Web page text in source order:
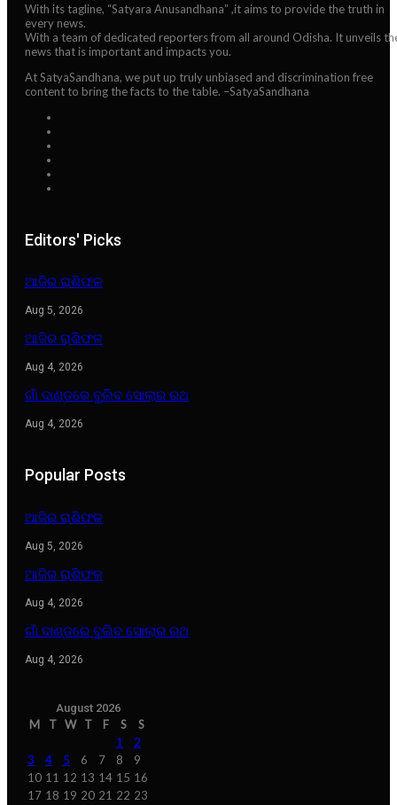
With its tagline, “Satyara Anusandhana” ,it aims to provide the truth in
every news.
With a team of dedicated reporters from all around Odisha. It unveils
news that is important and impacts you.
At SatyaSandhana, we put up truly unbiased and discrimination free
content to bring the facts to the table. –SatyaSandhana
Editors' Picks
ଆଜିର ରାଶିଫଳ
Aug 5, 2026
ଆଜିର ରାଶିଫଳ
Aug 4, 2026
ଗାଁ ଦାଣ୍ଡରେ ବୁଲିବ ସୋଲାର ରଥ
Aug 4, 2026
Popular Posts
ଆଜିର ରାଶିଫଳ
Aug 5, 2026
ଆଜିର ରାଶିଫଳ
Aug 4, 2026
ଗାଁ ଦାଣ୍ଡରେ ବୁଲିବ ସୋଲାର ରଥ
Aug 4, 2026
August 2026
M T W T F S
S
1
2
3
4 5 6 7 8
9
10 11 12 13 14 15 16
17 18 19 20 21 22 23